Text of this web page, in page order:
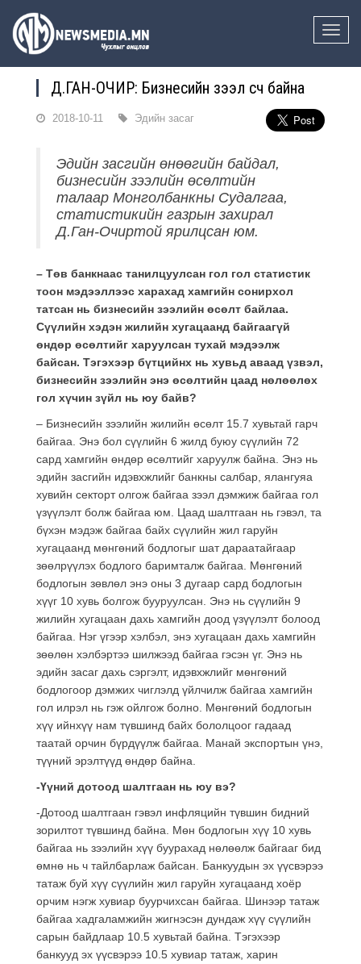
Toggle
Д.ГАН-ОЧИР: Бизнесийн зээл өсч байна
2018-10-11 Эдийн засаг
Эдийн засгийн өнөөгийн байдал,
бизнесийн зээлийн өсөлтийн
талаар Монголбанкны Судалгаа,
статистикийн газрын захирал
Д.Ган-Очиртой ярилцсан юм.
– Төв банкнаас танилцуулсан гол гол статистик
тоон мэдээллээс харахад хамгийн сонирхол
татсан нь бизнесийн зээлийн өсөлт байлаа.
Сүүлийн хэдэн жилийн хугацаанд байгаагүй
өндөр өсөлтийг харуулсан тухай мэдээлж
байсан. Тэгэхээр бүтцийнх нь хувьд аваад үзвэл,
бизнесийн зээлийн энэ өсөлтийн цаад нөлөөлөх
гол хүчин зүйл нь юу байв?
– Бизнесийн зээлийн жилийн өсөлт 15.7 хувьтай гарч
байгаа. Энэ бол сүүлийн 6 жилд буюу сүүлийн 72
сард хамгийн өндөр өсөлтийг харуулж байна. Энэ нь
эдийн засгийн идэвхжлийг банкны салбар, ялангуяа
хувийн секторт олгож байгаа зээл дэмжиж байгаа гол
үзүүлэлт болж байгаа юм. Цаад шалтгаан нь гэвэл, та
бүхэн мэдэж байгаа байх сүүлийн жил гаруйн
хугацаанд мөнгөний бодлогыг шат дараатайгаар
зөөлрүүлэх бодлого баримталж байгаа. Мөнгөний
бодлогын зөвлөл энэ оны 3 дугаар сард бодлогын
хүүг 10 хувь болгож бууруулсан. Энэ нь сүүлийн 9
жилийн хугацаан дахь хамгийн доод үзүүлэлт болоод
байгаа. Нэг үгээр хэлбэл, энэ хугацаан дахь хамгийн
зөөлөн хэлбэртээ шилжээд байгаа гэсэн үг. Энэ нь
эдийн засаг дахь сэргэлт, идэвхжлийг мөнгөний
бодлогоор дэмжих чиглэлд үйлчилж байгаа хамгийн
гол илрэл нь гэж ойлгож болно. Мөнгөний бодлогын
хүү ийнхүү нам түвшинд байх бололцоог гадаад
таатай орчин бүрдүүлж байгаа. Манай экспортын үнэ,
түүний эрэлтүүд өндөр байна.
-Үүний дотоод шалтгаан нь юу вэ?
-Дотоод шалтгаан гэвэл инфляцийн түвшин бидний
зорилтот түвшинд байна. Мөн бодлогын хүү 10 хувь
байгаа нь зээлийн хүү буурахад нөлөөлж байгааг бид
өмнө нь ч тайлбарлаж байсан. Банкуудын эх үүсвэрээ
татаж буй хүү сүүлийн жил гаруйн хугацаанд хоёр
орчим нэгж хувиар буурчихсан байгаа. Шинээр татаж
байгаа хадгаламжийн жигнэсэн дундаж хүү сүүлийн
сарын байдлаар 10.5 хувьтай байна. Тэгэхээр
банкууд эх үүсвэрээ 10.5 хувиар татаж, харин